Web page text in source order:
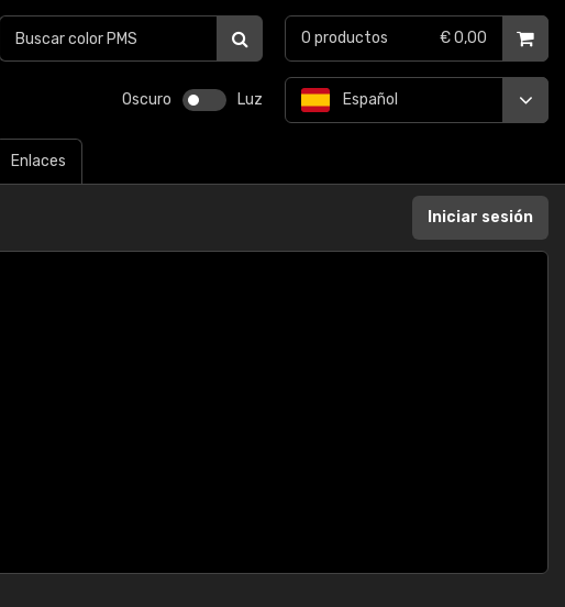
Oscuro Luz
Enlaces
Español
0 productos € 0,00
Iniciar sesión